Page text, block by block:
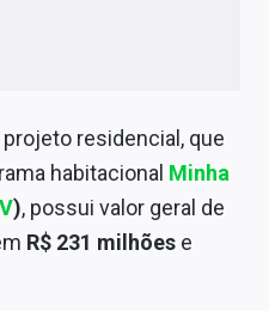
residencial, que
habitacional Minha
), possui valor geral de
R$ 231 milhões e